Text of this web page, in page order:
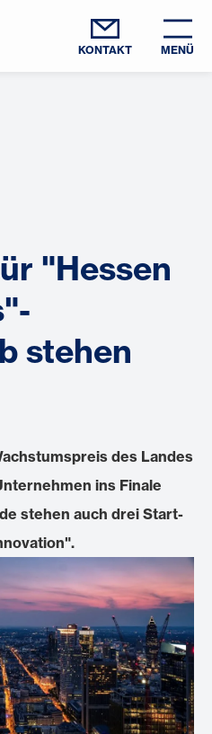
KONTAKT MENÜ
"Hessen
stehen
des Landes
ins Finale
stehen auch drei Start-